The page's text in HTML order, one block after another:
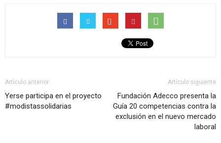
Artículo anterior
Yerse participa en el proyecto
#modistassolidarias
Artículo siguiente
Fundación Adecco presenta la
Guía 20 competencias contra la
exclusión en el nuevo mercado
laboral